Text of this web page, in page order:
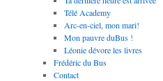
Télé Academy
Arc-en-ciel, mon mari!
Mon pauvre duBus !
Léonie dévore les livres
Frédéric du Bus
Contact